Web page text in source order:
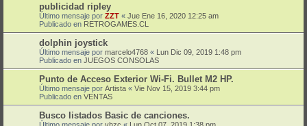
publicidad ripley
Último mensaje por ZZT « Jue Ene 16, 2020 12:25 am
Publicado en RETROGAMES.CL
dolphin joystick
Último mensaje por marcelo4768 « Lun Dic 09, 2019 1:48 pm
Publicado en JUEGOS CONSOLAS
Punto de Acceso Exterior Wi-Fi. Bullet M2 HP.
Último mensaje por Artista « Vie Nov 15, 2019 3:44 pm
Publicado en VENTAS
Busco listados Basic de canciones.
Último mensaje por vhzc « Lun Oct 07, 2019 1:38 pm